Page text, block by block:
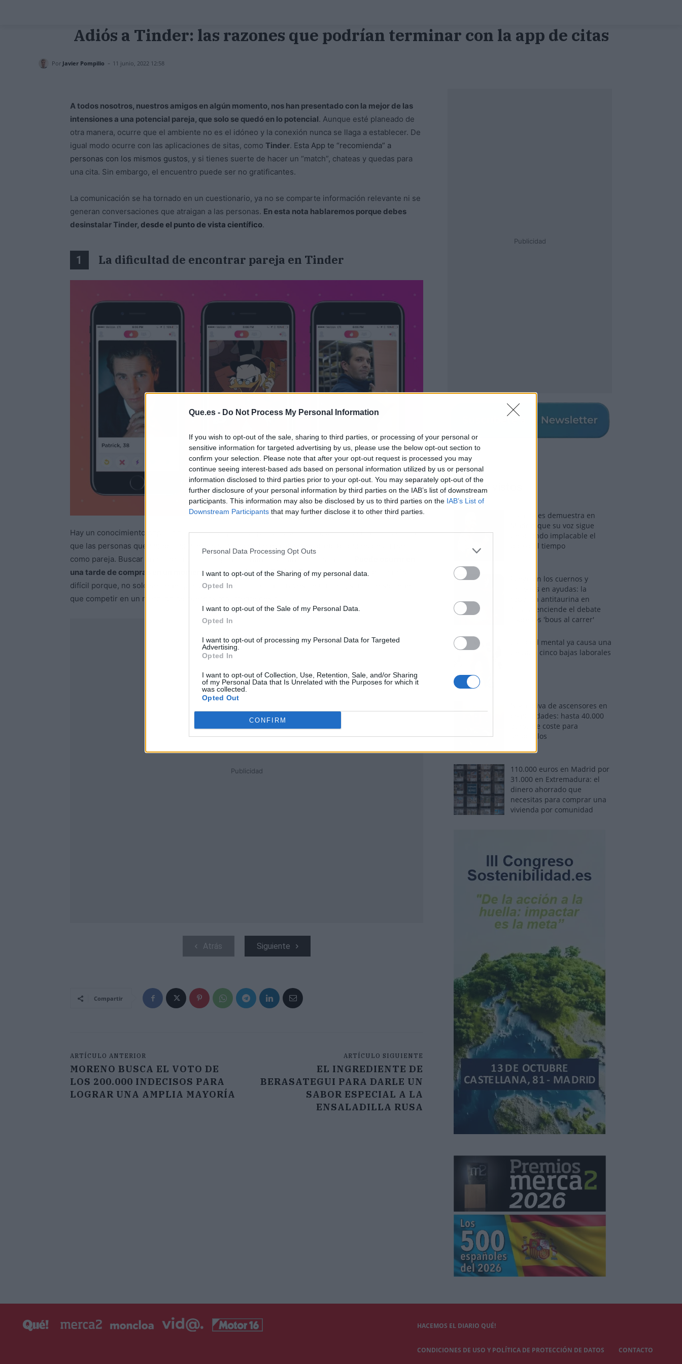
Que.es - Do Not Process My Personal Information
If you wish to opt-out of the sale, sharing to third parties, or processing of your personal or
sensitive information for targeted advertising by us, please use the below opt-out section to
confirm your selection. Please note that after your opt-out request is processed you may
continue seeing interest-based ads based on personal information utilized by us or personal
information disclosed to third parties prior to your opt-out. You may separately opt-out of the
further disclosure of your personal information by third parties on the IAB’s list of downstream
participants. This information may also be disclosed by us to third parties on the IAB’s List of
Downstream Participants that may further disclose it to other third parties.
Personal Data Processing Opt Outs
I want to opt-out of the Sharing of my personal data.
Opted In
I want to opt-out of the Sale of my Personal Data.
Opted In
I want to opt-out of processing my Personal Data for Targeted
Advertising.
Opted In
I want to opt-out of Collection, Use, Retention, Sale, and/or Sharing
of my Personal Data that Is Unrelated with the Purposes for which it
was collected.
Opted Out
CONFIRM
Adiós a Tinder: las razones que podrían terminar con la app de citas
Por Javier Pompilio - 11 junio, 2022 12:58
A todos nosotros, nuestros amigos en algún momento, nos han presentado con la mejor de las
intensiones a una potencial pareja, que solo se quedó en lo potencial. Aunque esté planeado de
otra manera, ocurre que el ambiente no es el idóneo y la conexión nunca se llaga a establecer. De
igual modo ocurre con las aplicaciones de sitas, como Tinder. Esta App te “recomienda” a
personas con los mismos gustos, y si tienes suerte de hacer un “match”, chateas y quedas para
una cita. Sin embargo, el encuentro puede ser no gratificantes.
La comunicación se ha tornado en un cuestionario, ya no se comparte información relevante ni se
generan conversaciones que atraigan a las personas. En esta nota hablaremos porque debes
desinstalar Tinder, desde el punto de vista científico.
1 La dificultad de encontrar pareja en Tinder
Hay un conocimiento popular que asegura que los opuestos se atraen, pero los científicos creen
que las personas que comparten ciertas similitudes tienen mayores probabilidades de unirse
como pareja. Buscar un compañero o compañera, nunca fue una tarea sencilla.
una tarde de compras en un momento inesperado o en Tinder. Este segundo es un poco más
difícil porque, no solo se tiene que generar una atracción a través de un chat, sino que se tiene
que competir en un mercado de cuerpos totalmente desigual.
Publicidad
Atrás Siguiente
Compartir
ARTÍCULO ANTERIOR
MORENO BUSCA EL VOTO DE
LOS 200.000 INDECISOS PARA
LOGRAR UNA AMPLIA MAYORÍA
ARTÍCULO SIGUIENTE
EL INGREDIENTE DE
BERASATEGUI PARA DARLE UN
SABOR ESPECIAL A LA
ENSALADILLA RUSA
Publicidad
Los más vistos
Tom Jones demuestra en
Madrid que su voz sigue
desafiando implacable el
paso del tiempo
Fuego en los cuernos y
millones en ayudas: la
rebelión antitaurina en
Alfafar enciende el debate
sobre los 'bous al carrer'
La salud mental ya causa una
de cada cinco bajas laborales
Normativa de ascensores en
comunidades: hasta 40.000
euros de coste para
adaptarlos
110.000 euros en Madrid por
31.000 en Extremadura: el
dinero ahorrado que
necesitas para comprar una
vivienda por comunidad
HACEMOS EL DIARIO QUÉ!
CONDICIONES DE USO Y POLÍTICA DE PROTECCIÓN DE DATOS CONTACTO